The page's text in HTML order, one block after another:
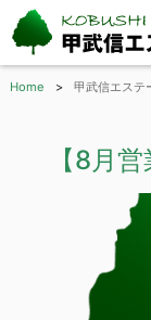
Home 甲武信エステ
【8月